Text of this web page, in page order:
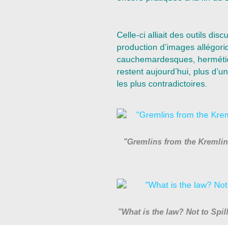
Celle-ci alliait des outils
production d’images
cauchemardesques,
restent aujourd’hui, plus
les plus contradictoires.
"Gremlins from the
"What is the law? Not to